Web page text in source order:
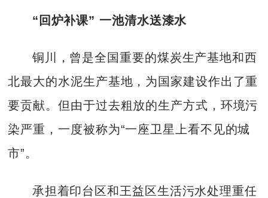
“回炉补课” 一池清水送漆水
铜川，曾是全国重要的煤炭生产基地和西
北最大的水泥生产基地，为国家建设作出了重
要贡献。但由于过去粗放的生产方式，环境污
染严重，一度被称为“一座卫星上看不见的城
市”。
承担着印台区和王益区生活污水处理重任